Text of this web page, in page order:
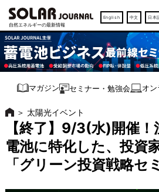
English 中文 日本
マガジン セミナー・勉強会 オ
＞ 太陽光イベント
【終了】9/3(水)開催
電池に特化した、投資
「グリーン投資戦略セ